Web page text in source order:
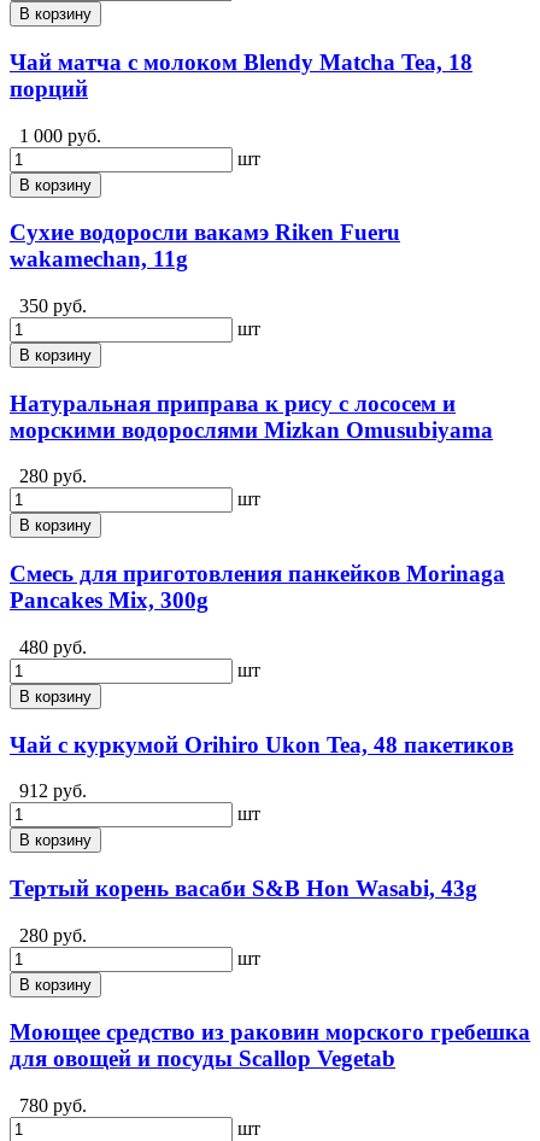
В корзину
Чай матча с молоком Blendy Matcha Tea, 18
порций
1 000 руб.
шт
В корзину
Сухие водоросли вакамэ Riken Fueru
wakamechan, 11g
350 руб.
шт
В корзину
Натуральная приправа к рису с лососем и
морскими водорослями Mizkan Omusubiyama
280 руб.
шт
В корзину
Смесь для приготовления панкейков Morinaga
Pancakes Mix, 300g
480 руб.
шт
В корзину
Чай с куркумой Orihiro Ukon Tea, 48 пакетиков
912 руб.
шт
В корзину
Тертый корень васаби S&B Hon Wasabi, 43g
280 руб.
шт
В корзину
Моющее средство из раковин морского гребешка
для овощей и посуды Scallop Vegetab
780 руб.
шт